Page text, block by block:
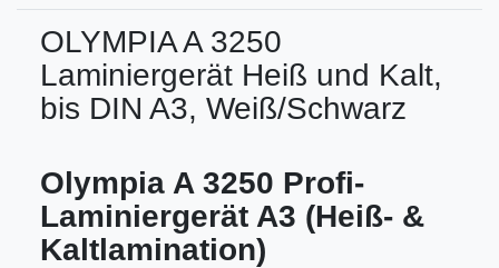
OLYMPIA A 3250
Laminiergerät Heiß und Kalt,
bis DIN A3, Weiß/Schwarz
Olympia A 3250 Profi-
Laminiergerät A3 (Heiß- &
Kaltlamination)